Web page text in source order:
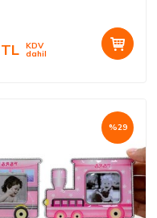
TL KDV
dahil
%29